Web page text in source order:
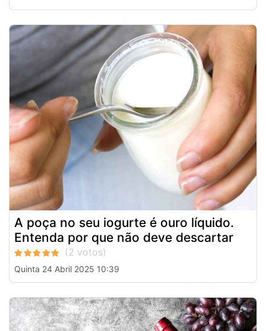
A poça no seu iogurte é ouro líquido.
Entenda por que não deve descartar
Quinta 24 Abril 2025 10:39